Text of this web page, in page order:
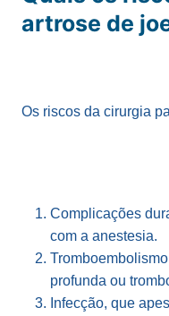
artrose de
Os riscos da cirurgia
Complicações
com a anestesia.
profunda ou
Infecção, que